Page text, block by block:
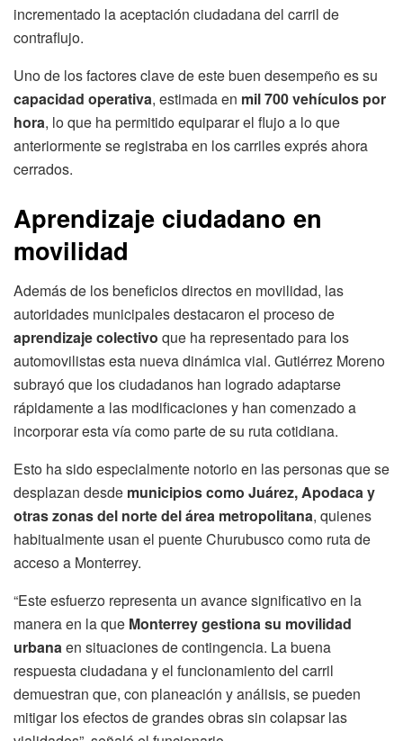
incrementado la aceptación ciudadana del carril de
contraflujo.
Uno de los factores clave de este buen desempeño es su
capacidad operativa, estimada en mil 700 vehículos por
hora, lo que ha permitido equiparar el flujo a lo que
anteriormente se registraba en los carriles exprés ahora
cerrados.
Aprendizaje ciudadano en
movilidad
Además de los beneficios directos en movilidad, las
autoridades municipales destacaron el proceso de
aprendizaje colectivo que ha representado para los
automovilistas esta nueva dinámica vial. Gutiérrez Moreno
subrayó que los ciudadanos han logrado adaptarse
rápidamente a las modificaciones y han comenzado a
incorporar esta vía como parte de su ruta cotidiana.
Esto ha sido especialmente notorio en las personas que se
desplazan desde municipios como Juárez, Apodaca y
otras zonas del norte del área metropolitana, quienes
habitualmente usan el puente Churubusco como ruta de
acceso a Monterrey.
“Este esfuerzo representa un avance significativo en la
manera en la que Monterrey gestiona su movilidad
urbanaen situaciones de contingencia. La buena
respuesta ciudadana y el funcionamiento del carril
demuestran que, con planeación y análisis, se pueden
mitigar los efectos de grandes obras sin colapsar las